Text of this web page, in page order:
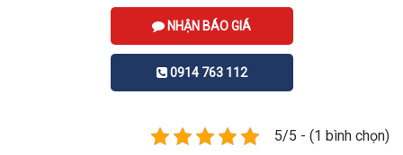
NHẬN BÁO GIÁ
0914 763 112
5/5 - (1 bình chọn)